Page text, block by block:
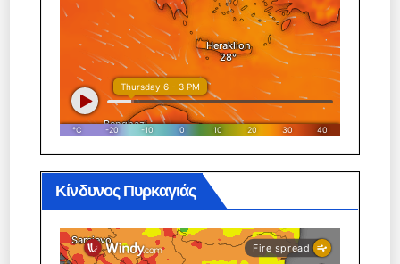
Κίνδυνος Πυρκαγιάς